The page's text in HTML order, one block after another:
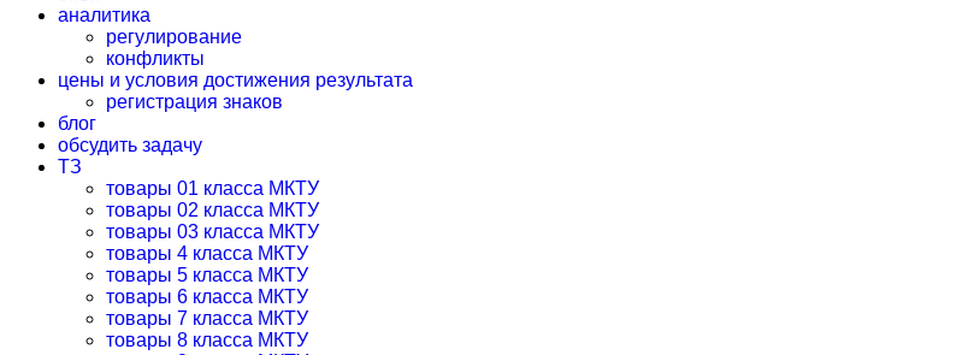
аналитика
регулирование
конфликты
цены и условия достижения результата
регистрация знаков
блог
обсудить задачу
ТЗ
товары 01 класса МКТУ
товары 02 класса МКТУ
товары 03 класса МКТУ
товары 4 класса МКТУ
товары 5 класса МКТУ
товары 6 класса МКТУ
товары 7 класса МКТУ
товары 8 класса МКТУ